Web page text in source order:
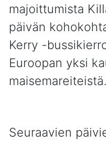
majoittumista
päivän
Kerry -
Euroopan yksi
maisemareiteistä.
Seuraavien